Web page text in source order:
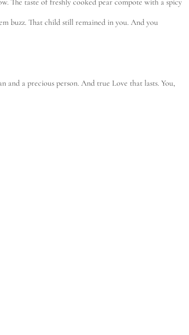
buzz. That child still remained in you. And you
a precious person. And true Love that lasts. You,